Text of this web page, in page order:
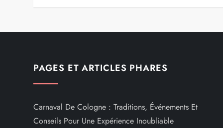
PAGES ET ARTICLES PHARES
Carnaval De Cologne : Traditions, Événements Et
Conseils Pour Une Expérience Inoubliable